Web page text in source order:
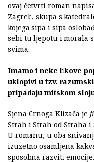
ovaj četvrti roman
Zagreb, skupa s
kojega sipa i sipa
sebi tu ljepotu i morala
svima.
Imamo i neke likove
uklopivi u tzv.
pripadaju mitskom
Sjena Crnoga Klizača je
Strah i Strah od Straha i
U romanu, u oba
izuzetno osamljena
sposobna razviti